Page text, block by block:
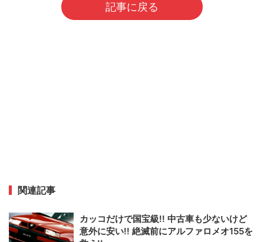
記事に戻る
関連記事
カッコだけで国宝級!! 中古車も少ないけど
意外に安い!! 絶滅前にアルファロメオ155を